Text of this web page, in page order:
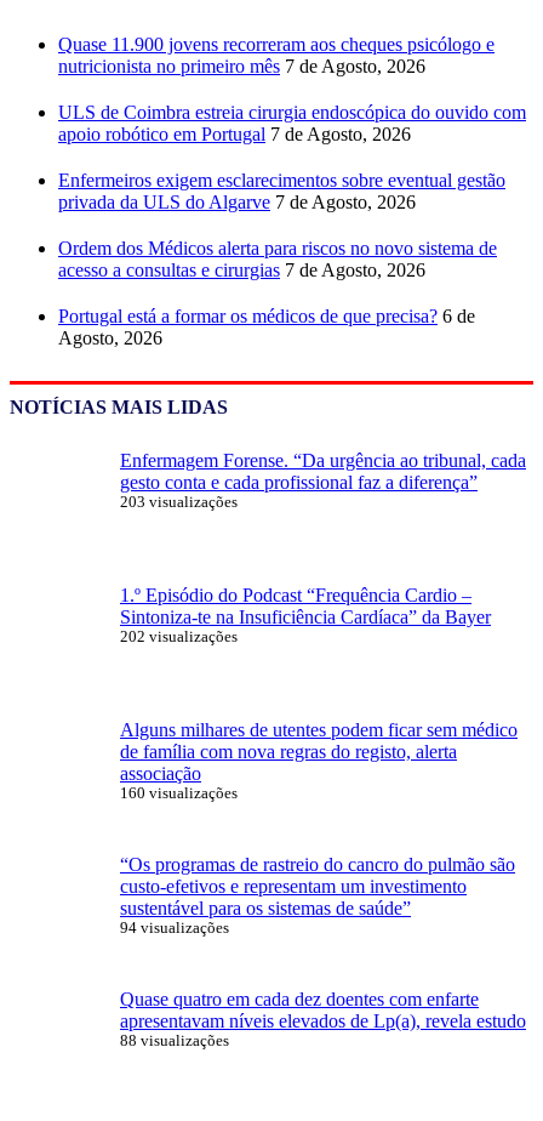
Quase 11.900 jovens recorreram aos cheques psicólogo e
nutricionista no primeiro mês 7 de Agosto, 2026
ULS de Coimbra estreia cirurgia endoscópica do ouvido com
apoio robótico em Portugal 7 de Agosto, 2026
Enfermeiros exigem esclarecimentos sobre eventual gestão
privada da ULS do Algarve 7 de Agosto, 2026
Ordem dos Médicos alerta para riscos no novo sistema de
acesso a consultas e cirurgias 7 de Agosto, 2026
Portugal está a formar os médicos de que precisa? 6 de
Agosto, 2026
NOTÍCIAS MAIS LIDAS
Enfermagem Forense. “Da urgência ao tribunal, cada
gesto conta e cada profissional faz a diferença”
203 visualizações
1.º Episódio do Podcast “Frequência Cardio –
Sintoniza-te na Insuficiência Cardíaca” da Bayer
202 visualizações
Alguns milhares de utentes podem ficar sem médico
de família com nova regras do registo, alerta
associação
160 visualizações
“Os programas de rastreio do cancro do pulmão são
custo-efetivos e representam um investimento
sustentável para os sistemas de saúde”
94 visualizações
Quase quatro em cada dez doentes com enfarte
apresentavam níveis elevados de Lp(a), revela estudo
88 visualizações